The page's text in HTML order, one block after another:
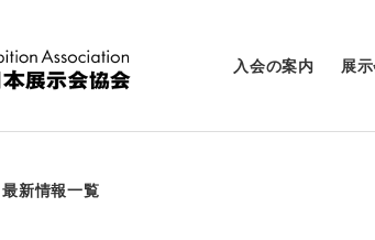
入会の案内 展
最新情報一覧